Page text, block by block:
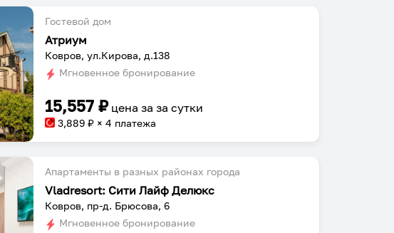
Гостевой дом
Атриум
Ковров, ул.Кирова, д.138
Мгновенное бронирование
15,557 ₽ цена заза сутки
3,889 ₽ × 4 платежа
Апартаменты в разных районах города
Vladresort: Сити Лайф Делюкс
Ковров, пр-д. Брюсова, 6
Мгновенное бронирование